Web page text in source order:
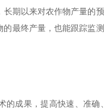
期以来对农作物产量的
最终产量，也能跟踪监
成果，提高快速、准确